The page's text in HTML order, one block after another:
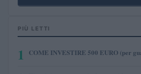
PIÙ LETTI
1 COME INVESTIRE 500 EURO (per